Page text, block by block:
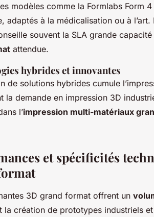
modèles comme la Formlabs Form
adaptés à la médicalisation ou à l’art.
souvent la SLA grande
attendue.
hybrides et innovantes
de solutions hybrides cumule
la demande en impression 3D
l’impression multi-matériaux
et spécificités
3D grand format offrent un
la création de prototypes industriels